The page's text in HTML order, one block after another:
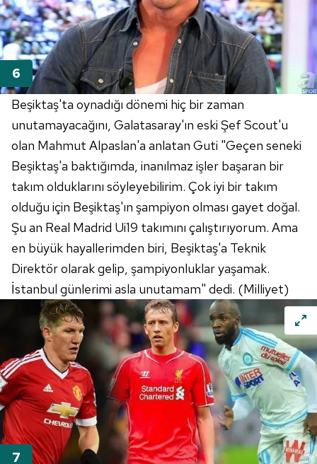
Beşiktaş'ta oynadığı dönemi hiç bir zaman
unutamayacağını, Galatasaray'ın eski Şef Scout'u
olan Mahmut Alpaslan'a anlatan Guti "Geçen seneki
Beşiktaş'a baktığımda, inanılmaz işler başaran bir
takım olduklarını söyleyebilirim. Çok iyi bir takım
olduğu için Beşiktaş'ın şampiyon olması gayet doğal.
Şu an Real Madrid Ui19 takımını çalıştırıyorum. Ama
en büyük hayallerimden biri, Beşiktaş'a Teknik
Direktör olarak gelip, şampiyonluklar yaşamak.
İstanbul günlerimi asla unutamam" dedi. (Milliyet)